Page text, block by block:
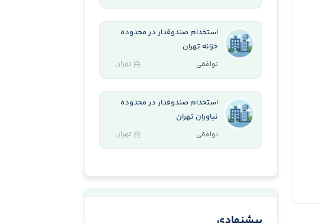
استخدام صندوقدار در محدوده
خزانه تهران
توافقی تهران
استخدام صندوقدار در محدوده
نیاوران تهران
توافقی تهران